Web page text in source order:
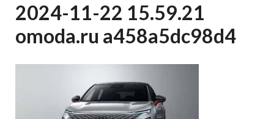
2024-11-22 15.59.21
omoda.ru a458a5dc98d4